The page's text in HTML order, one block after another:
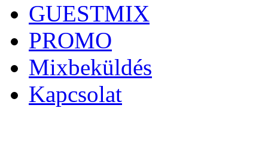
GUESTMIX
PROMO
Mixbeküldés
Kapcsolat